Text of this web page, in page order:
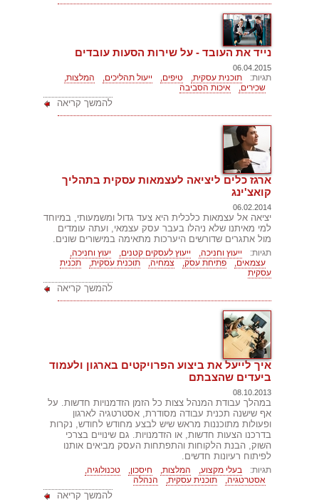
נייד את העובד - על שירות הסעות עובדים
06.04.2015
תגיות: תוכנית עסקית, טיפים, ייעול תהליכים,
המלצות,
שכירים,
איכות הסביבה
להמשך קריאה
ארגז כלים ליציאה לעצמאות עסקית בתהליך
קואצ'ינג
06.02.2014
יציאה אל עצמאות כלכלית היא צעד גדול ומשמעותי, במיוחד
למי מאיתנו שלא ניהלו בעבר עסק עצמאי, ועתה עומדים
מול אתגרים שדורשים היערכות מתאימה במישורים שונים.
תגיות: ייעוץ וחניכה, ייעוץ לעסקים קטנים,
יעוץ וחניכה,
עצמאים,
פתיחת עסק, צמחיה, תוכנית עסקית,
תכנית
עסקית
להמשך קריאה
איך לייעל את ביצוע הפרויקטים בארגון ולעמוד
ביעדים שהצבתם
08.10.2013
במהלך עבודת המנהל צצות כל הזמן הזדמנויות חדשות. על
אף שישנה תכנית עבודה מסודרת, אסטרטגיה לארגון
ופעולות מתוכננות מראש שיש לבצע מחודש לחודש, נקרות
בדרכנו הצעות חדשות, או הזדמנויות. גם שינויים בצרכי
השוק, הבנת הלקוחות והתפתחות העסק מביאים אותנו
לפיתוח רעיונות חדשים.
תגיות: בעלי מקצוע, המלצות, חיסכון,
טכנולוגיה,
אסטרטגיה,
תוכנית עסקית, הנהלה
להמשך קריאה